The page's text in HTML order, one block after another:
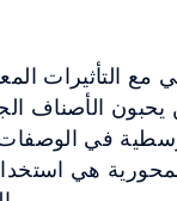
مع التأثيرات
الأصناف
في الوصفات
هي